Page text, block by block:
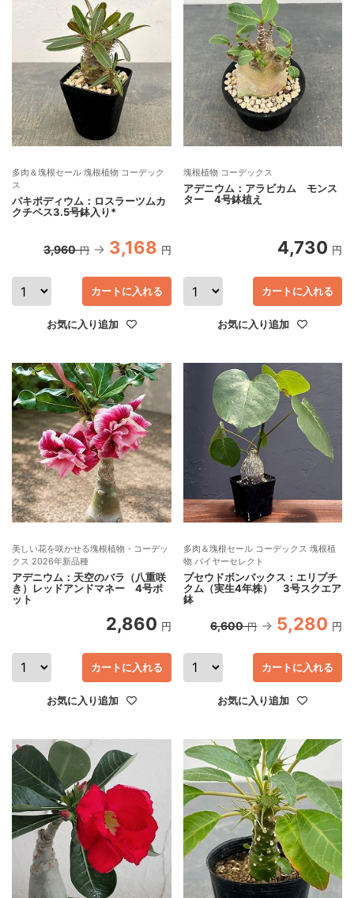
多肉＆塊根セール 塊根植物 コーデック
ス
パキポディウム：ロスラーツムカ
クチペス3.5号鉢入り*
3,960 円 3,168 円
カートに入れる
お気に入り追加
塊根植物 コーデックス
アデニウム：アラビカム モンス
ター 4号鉢植え
4,730 円
カートに入れる
お気に入り追加
美しい花を咲かせる塊根植物・コーデッ
クス 2026年新品種
アデニウム：天空のバラ（八重咲
き）レッドアンドマネー 4号ポ
ット
2,860 円
カートに入れる
お気に入り追加
多肉＆塊根セール コーデックス 塊根植
物 バイヤーセレクト
プセウドボンバックス：エリプチ
クム（実生4年株） 3号スクエア
鉢
6,600 円 5,280 円
カートに入れる
お気に入り追加